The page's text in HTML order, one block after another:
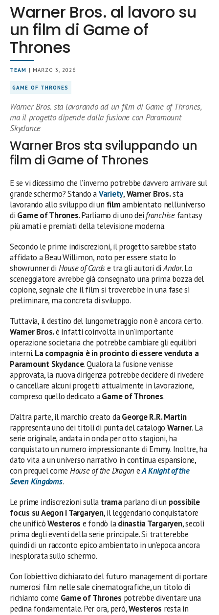
Warner Bros. al lavoro su
un film di Game of
Thrones
TEAM | MARZO 3, 2026
GAME OF THRONES
Warner Bros. sta lavorando ad un film di Game of Thrones,
ma il progetto dipende dalla fusione con Paramount
Skydance
Warner Bros sta sviluppando un
film di Game of Thrones
E se vi dicessimo che l’inverno potrebbe davvero arrivare sul
grande schermo? Stando aVariety,Warner Bros.sta
lavorando allo sviluppo di un filmambientato nell’universo
di Game of Thrones. Parliamo di uno dei franchisefantasy
più amati e premiati della televisione moderna.
Secondo le prime indiscrezioni, il progetto sarebbe stato
affidato a Beau Willimon, noto per essere stato lo
showrunner di House of Cardse tra gli autori diAndor. Lo
sceneggiatore avrebbe già consegnato una prima bozza del
copione, segnale che il film si troverebbe in una fase sì
preliminare, ma concreta di sviluppo.
Tuttavia, il destino del lungometraggio non è ancora certo.
Warner Bros.è infatti coinvolta in un’importante
operazione societaria che potrebbe cambiare gli equilibri
interni. La compagnia è in procinto di essere venduta a
Paramount Skydance. Qualora la fusione venisse
approvata, la nuova dirigenza potrebbe decidere di rivedere
o cancellare alcuni progetti attualmente in lavorazione,
compreso quello dedicato aGame of Thrones.
D’altra parte, il marchio creato daGeorge R.R. Martin
rappresenta uno dei titoli di punta del catalogo Warner. La
serie originale, andata in onda per otto stagioni, ha
conquistato un numero impressionante di Emmy. Inoltre, ha
dato vita a un universo narrativo in continua espansione,
con prequel come House of the Dragon eA Knight of the
Seven Kingdoms.
Le prime indiscrezioni sulla tramaparlano di un possibile
focus su Aegon I Targaryen, il leggendario conquistatore
che unificòWesteros e fondò ladinastia Targaryen, secoli
prima degli eventi della serie principale. Si tratterebbe
quindi di un racconto epico ambientato in un’epoca ancora
inesplorata sullo schermo.
Con l’obiettivo dichiarato del futuro management di portare
numerosi film nelle sale cinematografiche, un titolo di
richiamo come Game of Thrones potrebbe diventare una
pedina fondamentale. Per ora, però,Westeros resta in